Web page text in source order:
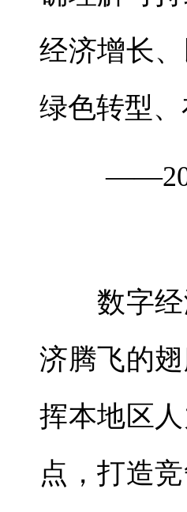
经济增长
绿色转型
——2021
数字经
济腾飞的
挥本地区
点，打造